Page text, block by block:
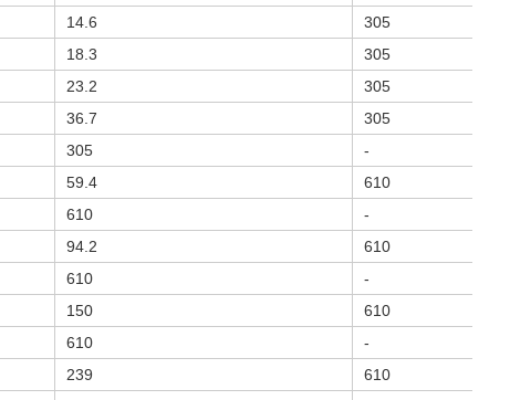
14.6
305
18.3
305
23.2
305
36.7
305
305
-
59.4
610
610
-
94.2
610
610
-
150
610
610
-
239
610